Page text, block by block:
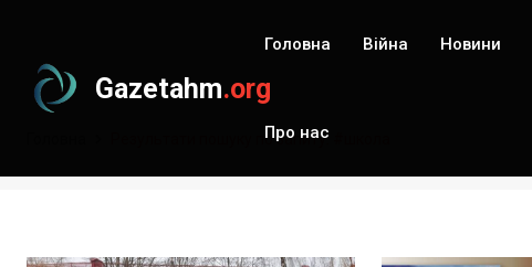
Gazetahm.org
Головна Війна Новини
Про нас
Результати пошуку по запиту: #школа